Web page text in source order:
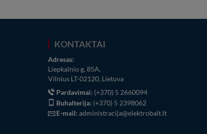
KONTAKTAI
Adresas:
Liepkalnio g. 85A,
Vilnius LT-02120, Lietuva
Pardavimai: (+370) 5 2660094
Buhalterija: (+370) 5 2398062
E-mail: administracija@elektrobalt.lt